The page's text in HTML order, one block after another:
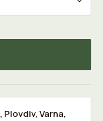
, Plovdiv,Varna,